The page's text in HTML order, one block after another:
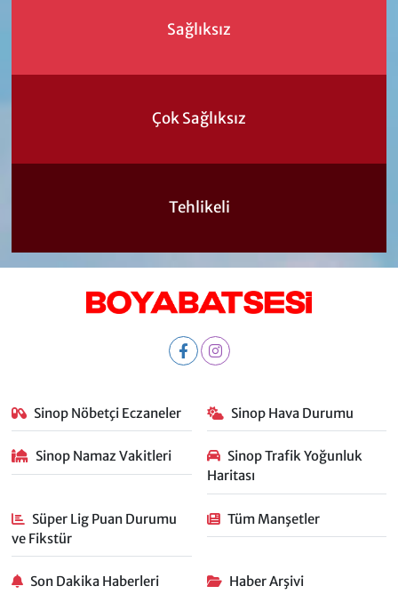
Sağlıksız
Çok Sağlıksız
Tehlikeli
Sinop Nöbetçi Eczaneler Sinop Hava Durumu
Sinop Namaz Vakitleri
Sinop Trafik Yoğunluk
Haritası
Süper Lig Puan Durumu
ve Fikstür
Tüm Manşetler
Son Dakika Haberleri Haber Arşivi